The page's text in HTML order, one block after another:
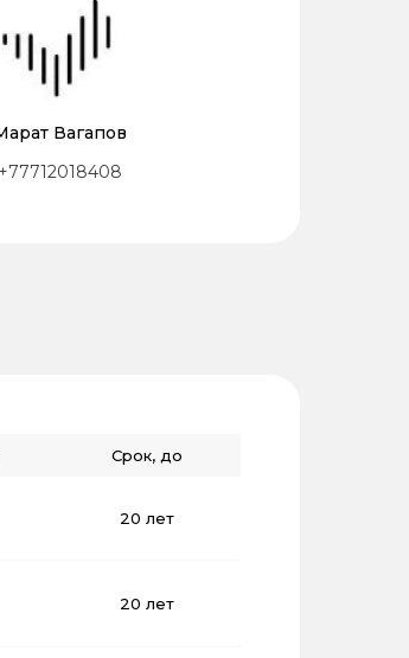
Вагапов
+77712018408
Срок, до
20 лет
20 лет